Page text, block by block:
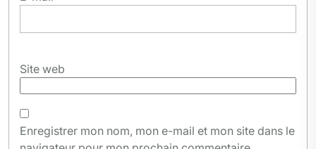
Site web
Enregistrer mon nom, mon e-mail et mon site dans le